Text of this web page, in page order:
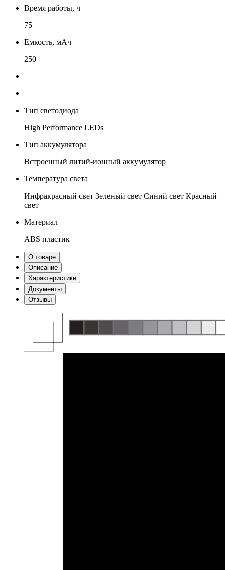
Время работы, ч
75
Емкость, мАч
250
Тип светодиода
High Performance LEDs
Тип аккумулятора
Встроенный литий-ионный аккумулятор
Температура света
Инфракрасный свет Зеленый свет Синий свет Красный
свет
Материал
ABS пластик
О товаре
Описание
Характеристики
Документы
Отзывы